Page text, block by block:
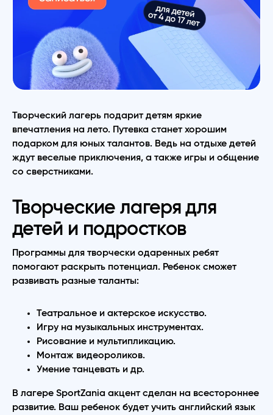
Творческий лагерь подарит детям яркие
впечатления на лето. Путевка станет хорошим
подарком для юных талантов. Ведь на отдыхе детей
ждут веселые приключения, а также игры и общение
со сверстниками.
Творческие лагеря для
детей и подростков
Программы для творчески одаренных ребят
помогают раскрыть потенциал. Ребенок сможет
развивать разные таланты:
Театральное и актерское искусство.
Игру на музыкальных инструментах.
Рисование и мультипликацию.
Монтаж видеороликов.
Умение танцевать и др.
В лагере SportZania акцент сделан на всестороннее
развитие. Ваш ребенок будет учить английский язык